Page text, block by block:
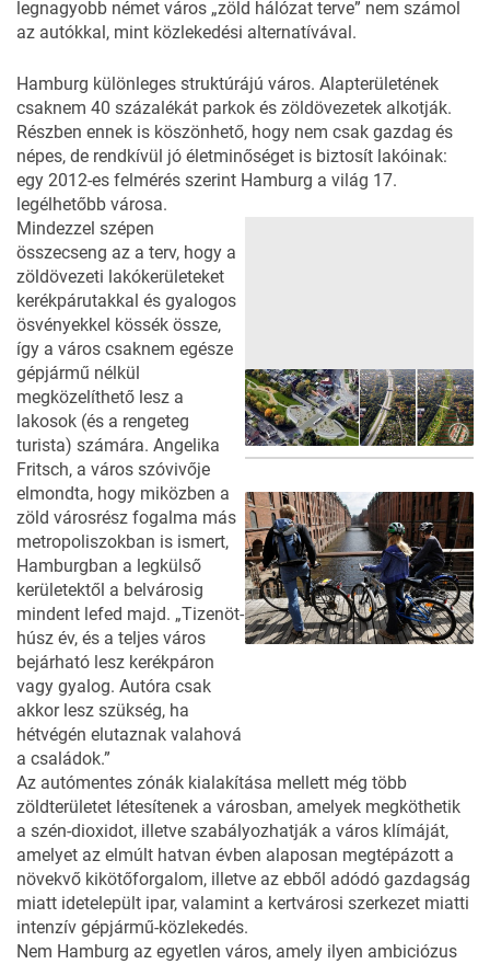
legnagyobb német város „zöld hálózat terve” nem számol
az autókkal, mint közlekedési alternatívával.
Hamburg különleges struktúrájú város. Alapterületének
csaknem 40 százalékát parkok és zöldövezetek alkotják.
Részben ennek is köszönhető, hogy nem csak gazdag és
népes, de rendkívül jó életminőséget is biztosít lakóinak:
egy 2012-es felmérés szerint Hamburg a világ 17.
legélhetőbb városa.
Mindezzel szépen
összecseng az a terv, hogy a
zöldövezeti lakókerületeket
kerékpárutakkal és gyalogos
ösvényekkel kössék össze,
így a város csaknem egésze
gépjármű nélkül
megközelíthető lesz a
lakosok (és a rengeteg
turista) számára. Angelika
Fritsch, a város szóvivője
elmondta, hogy miközben a
zöld városrész fogalma más
metropoliszokban is ismert,
Hamburgban a legkülső
kerületektől a belvárosig
mindent lefed majd. „Tizenöt-
húsz év, és a teljes város
bejárható lesz kerékpáron
vagy gyalog. Autóra csak
akkor lesz szükség, ha
hétvégén elutaznak valahová
a családok.”
Az autómentes zónák kialakítása mellett még több
zöldterületet létesítenek a városban, amelyek megköthetik
a szén-dioxidot, illetve szabályozhatják a város klímáját,
amelyet az elmúlt hatvan évben alaposan megtépázott a
növekvő kikötőforgalom, illetve az ebből adódó gazdagság
miatt idetelepült ipar, valamint a kertvárosi szerkezet miatti
intenzív gépjármű-közlekedés.
Nem Hamburg az egyetlen város, amely ilyen ambiciózus